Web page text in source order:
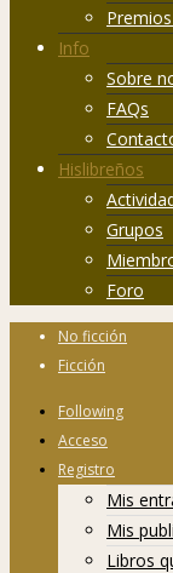
Info
Sobre
FAQs
Hislibreños
Grupos
Foro
No ficción
Ficción
Following
Acceso
Registro
Mis
Mis
Libros